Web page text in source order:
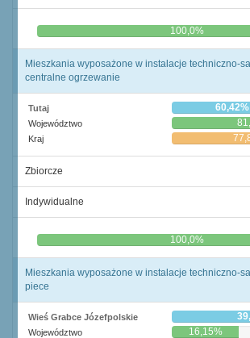
0,0% 100,0%
Mieszkania wyposażone w instalacje techniczno-
centralne ogrzewanie
Tutaj 60,42%
Województwo
Kraj
Zbiorcze
Indywidualne
0,0% 100,0%
Mieszkania wyposażone w instalacje techniczno-
piece
Wieś Grabce Józefpolskie
Województwo 16,15%